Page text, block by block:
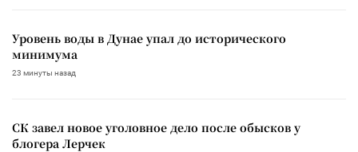
Уровень воды в Дунае упал до исторического
минимума
23 минуты назад
СК завел новое уголовное дело после обысков у
блогера Лерчек